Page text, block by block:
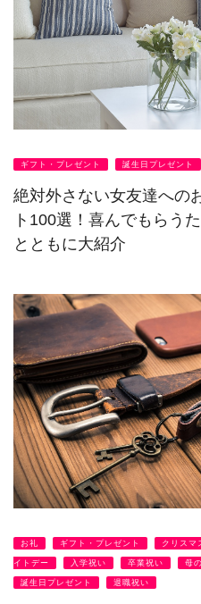
ギフト・プレゼント 誕生日プレゼント
絶対外さない女友達への
ト100選！喜んでもらう
とともに大紹介
お礼 ギフト・プレゼント クリスマ
イトデー 入学祝い 卒業祝い 母
誕生日プレゼント 退職祝い